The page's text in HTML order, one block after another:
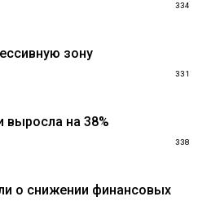
334
зону
331
выросла на 38%
338
о снижении финансовых